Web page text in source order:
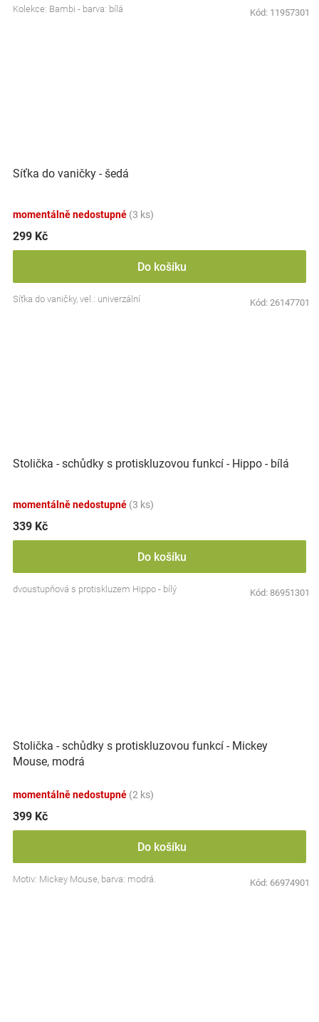
Kolekce: Bambi - barva: bílá Kód: 11957301
Síťka do vaničky - šedá
momentálně nedostupné (3 ks)
299 Kč
Do košíku
Síťka do vaničky, vel.: univerzální Kód: 26147701
Stolička - schůdky s protiskluzovou funkcí - Hippo - bílá
momentálně nedostupné (3 ks)
339 Kč
Do košíku
dvoustupňová s protiskluzem Hippo - bílý Kód: 86951301
Stolička - schůdky s protiskluzovou funkcí - Mickey
Mouse, modrá
momentálně nedostupné (2 ks)
399 Kč
Do košíku
Motiv: Mickey Mouse, barva: modrá. Kód: 66974901